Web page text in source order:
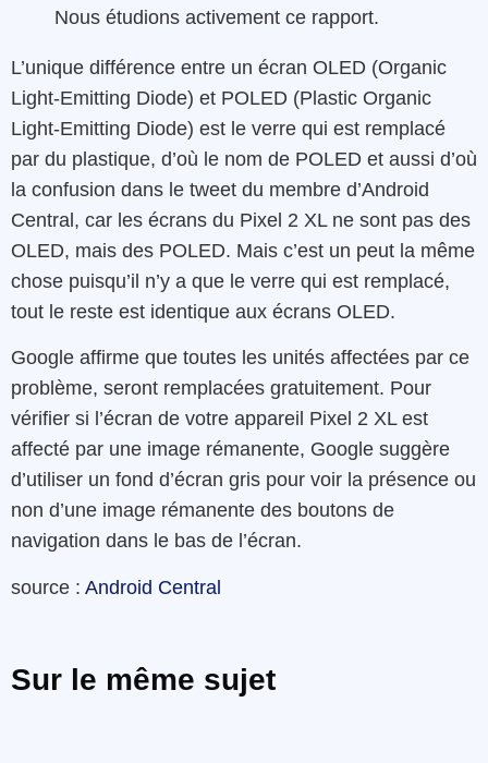
Nous étudions activement ce rapport.
L’unique différence entre un écran OLED (Organic
Light-Emitting Diode) et POLED (Plastic Organic
Light-Emitting Diode) est le verre qui est remplacé
par du plastique, d’où le nom de POLED et aussi d’où
la confusion dans le tweet du membre d’Android
Central, car les écrans du Pixel 2 XL ne sont pas des
OLED, mais des POLED. Mais c’est un peut la même
chose puisqu’il n’y a que le verre qui est remplacé,
tout le reste est identique aux écrans OLED.
Google affirme que toutes les unités affectées par ce
problème, seront remplacées gratuitement. Pour
vérifier si l’écran de votre appareil Pixel 2 XL est
affecté par une image rémanente, Google suggère
d’utiliser un fond d’écran gris pour voir la présence ou
non d’une image rémanente des boutons de
navigation dans le bas de l’écran.
source : Android Central
Sur le même sujet